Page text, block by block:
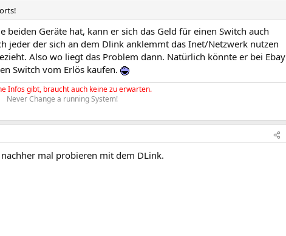
Geräte hat, kann er sich das Geld für einen Switch auch
jeder der sich an dem Dlink anklemmt das Inet/Netzwerk nutzen
Also wo liegt das Problem dann. Natürlich könnte er bei Ebay
Switch vom Erlös kaufen.
Infos gibt, braucht auch keine zu erwarten.
Never Change a running System!
mal probieren mit dem DLink.